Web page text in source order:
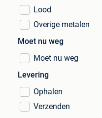
Lood
Overige metalen
Moet nu weg
Moet nu weg
Levering
Ophalen
Verzenden